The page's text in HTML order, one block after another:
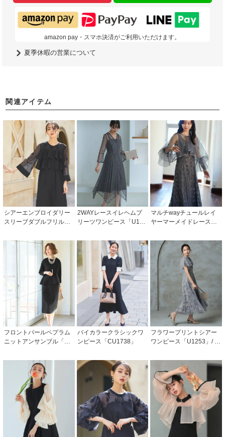
amazon pay・スマホ決済がご利用いただけます。
夏季休暇の営業について
関連アイテム
シアーエンブロイダリー
スリーブダブルフリルパ
2WAYレースイレヘムプ
リーツワンピース「U118
次会などお呼ばれ対応フ
ォーマルパーティードレ
ス
マルチwayチュールレイ
ヤーマーメイドレースド
披露宴・二次会などお呼
ばれ対応フォーマルパー
ティードレス
フロントパールペプラム
ニットアンサンブル「CK
バイカラークラシックワ
ンピース「CU1738」
フラワープリントシアー
ワンピース「U1253」/ 結
どお呼ばれ対応フォーマ
ルパーティードレス